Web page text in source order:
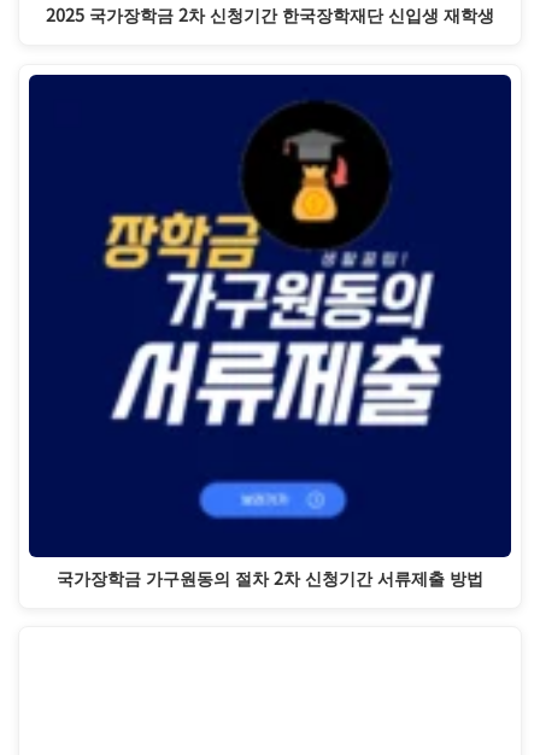
2025 국가장학금 2차 신청기간 한국장학재단 신입생 재학생
국가장학금 가구원동의 절차 2차 신청기간 서류제출 방법